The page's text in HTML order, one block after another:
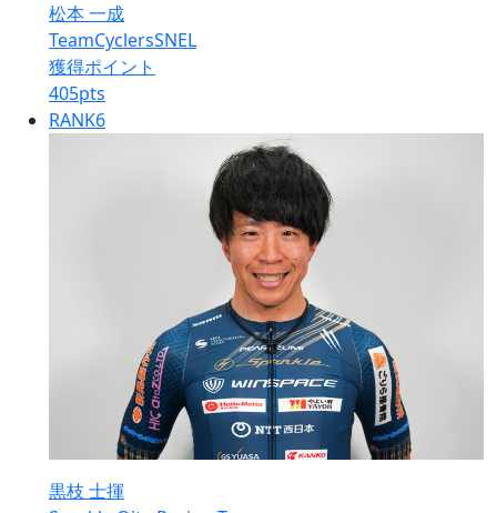
松本 一成
TeamCyclersSNEL
獲得ポイント
405pts
RANK6
黒枝 士揮